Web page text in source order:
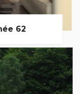
62